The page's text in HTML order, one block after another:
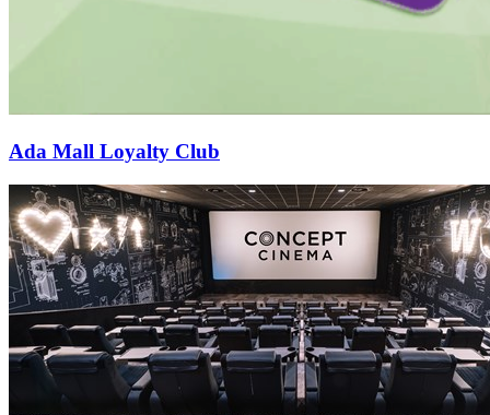
Ada Mall Loyalty Club